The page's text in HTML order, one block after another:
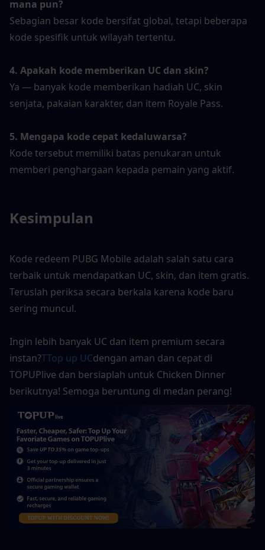
mana pun?
Sebagian besar kode bersifat global, tetapi beberapa
kode spesifik untuk wilayah tertentu.
4. Apakah kode memberikan UC dan skin?
Ya — banyak kode memberikan hadiah UC, skin
senjata, pakaian karakter, dan item Royale Pass.
5. Mengapa kode cepat kedaluwarsa?
Kode tersebut memiliki batas penukaran untuk
memberi penghargaan kepada pemain yang aktif.
Kesimpulan
Kode redeem PUBG Mobile adalah salah satu cara
terbaik untuk mendapatkan UC, skin, dan item gratis.
Teruslah periksa secara berkala karena kode baru
sering muncul.
Ingin lebih banyak UC dan item premium secara
instan?TTop up UCdengan aman dan cepat di
TOPUPlive dan bersiaplah untuk Chicken Dinner
berikutnya! Semoga beruntung di medan perang!